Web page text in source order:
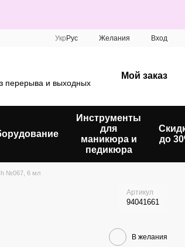
Укр Рус Желания Вход
перерыва и выходных
Мой заказ
Инструменты
для
маникюра и
педикюра
до
№067, 6 мл
Артикул
94041661
В желания